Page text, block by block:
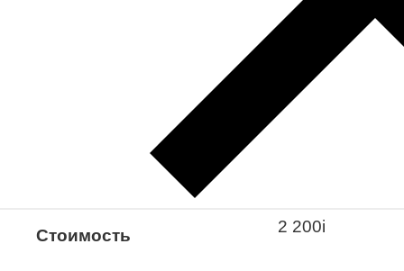
Закажите понравившуюся модель
в ближайший салон “Оптик-Экспресс”.
*Доступно для Республики
Стоимость 2 200i